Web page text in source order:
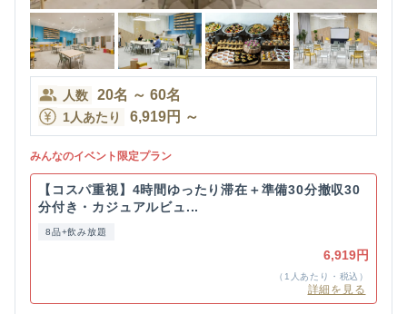
人数 20名 ～ 60名
1人あたり 6,919円 ～
みんなのイベント限定プラン
【コスパ重視】4時間ゆったり滞在＋準備30分撤収30
分付き・カジュアルビュ...
8品+飲み放題
6,919円
（1人あたり・税込）
詳細を見る